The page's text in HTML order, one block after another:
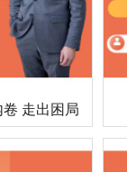
走出困局